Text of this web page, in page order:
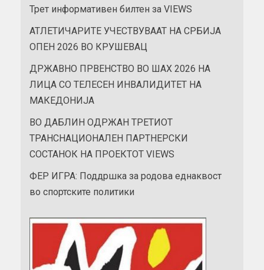
Трет информативен билтен за VIEWS
АТЛЕТИЧАРИТЕ УЧЕСТВУВААТ НА СРБИЈА
ОПЕН 2026 ВО КРУШЕВАЦ
ДРЖАВНО ПРВЕНСТВО ВО ШАХ 2026 НА
ЛИЦА СО ТЕЛЕСЕН ИНВАЛИДИТЕТ НА
МАКЕДОНИЈА
ВО ДАБЛИН ОДРЖАН ТРЕТИОТ
ТРАНСНАЦИОНАЛЕН ПАРТНЕРСКИ
СОСТАНОК НА ПРОЕКТОТ VIEWS
ФЕР ИГРА: Поддршка за родова еднаквост
во спортските политики